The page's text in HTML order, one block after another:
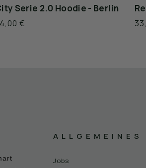
Serie 2.0 Hoodie - Berlin
€
ALLGEMEINES
Jobs